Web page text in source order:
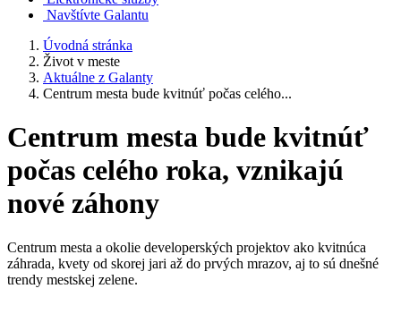
Navštívte Galantu
Úvodná stránka
Život v meste
Aktuálne z Galanty
Centrum mesta bude kvitnúť počas celého...
Centrum mesta bude kvitnúť
počas celého roka, vznikajú
nové záhony
Centrum mesta a okolie developerských projektov ako kvitnúca
záhrada, kvety od skorej jari až do prvých mrazov, aj to sú dnešné
trendy mestskej zelene.